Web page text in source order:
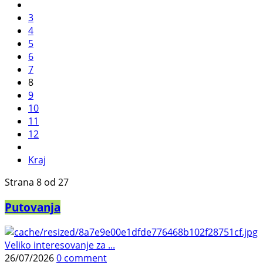
3
4
5
6
7
8
9
10
11
12
Kraj
Strana 8 od 27
Putovanja
Veliko interesovanje za ...
26/07/20260 comment